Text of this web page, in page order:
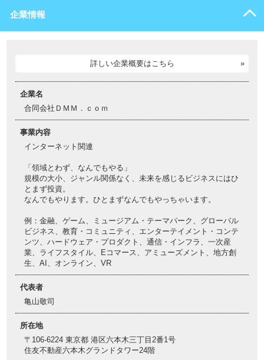
企業情報
詳しい企業概要はこちら
企業名
合同会社ＤＭＭ．ｃｏｍ
事業内容
インターネット関連
「領域とわず、なんでもやる」
規模の大小、ジャンル関係なく、未来を感じるビジネスにはひ
とまず投資。
なんでもやります。ひとまずなんでもやっちゃいます。
例：金融、ゲーム、ミュージアム・テーマパーク、グローバル
ビジネス、教育・コミュニティ、エンターテイメント・コンテ
ンツ、ハードウェア・プロダクト、通信・インフラ、一次産
業、ライフスタイル、Eコマース、アミューズメント、地方創
生、AI、オンライン、VR
代表者
亀山敬司
所在地
〒106-6224 東京都 港区六本木三丁目2番1号
住友不動産六本木グランドタワー24階